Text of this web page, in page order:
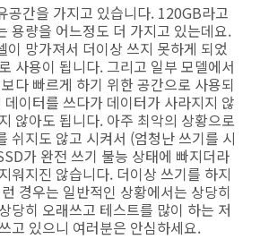
공간을 가지고 있습니다. 120GB라고
용량을 어느정도 더 가지고 있는데요.
이 망가져서 더이상 쓰지 못하게 되었
사용이 됩니다. 그리고 일부 모델에서
다 빠르게 하기 위한 공간으로 사용되
이터를 쓰다가 데이터가 사라지지 않
않아도 됩니다. 아주 최악의 상황으로
쉬지도 않고 시켜서 (엄청난 쓰기를 시
가 완전 쓰기 불능 상태에 빠지더라
워지진 않습니다. 더이상 쓰기를 하지
경우는 일반적인 상황에서는 상당히
당히 오래쓰고 테스트를 많이 하는 저
고 있으니 여러분은 안심하세요.